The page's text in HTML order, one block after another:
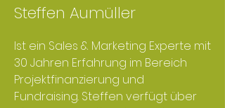
Steffen Aumüller
Ist ein Sales & Marketing Experte mit
30 Jahren Erfahrung im Bereich
Projektfinanzierung und
Fundraising. Steffen verfügt über